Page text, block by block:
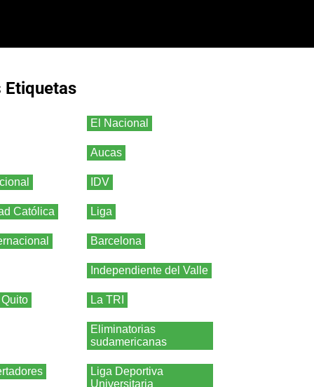
Etiquetas
El Nacional
Aucas
IDV
Católica Liga
Barcelona
Independiente del Valle
La TRI
Eliminatorias
sudamericanas
Liga Deportiva
Universitaria